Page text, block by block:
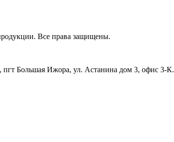
Все права защищены.
пгт Большая Ижора, ул. Астанина дом 3, офис 3-К.